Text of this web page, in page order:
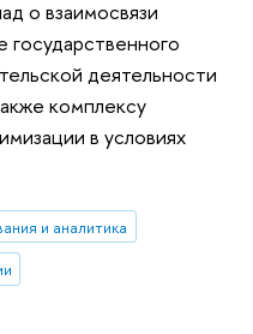
о взаимосвязи
государственного
деятельности
комплексу
в условиях
и аналитика